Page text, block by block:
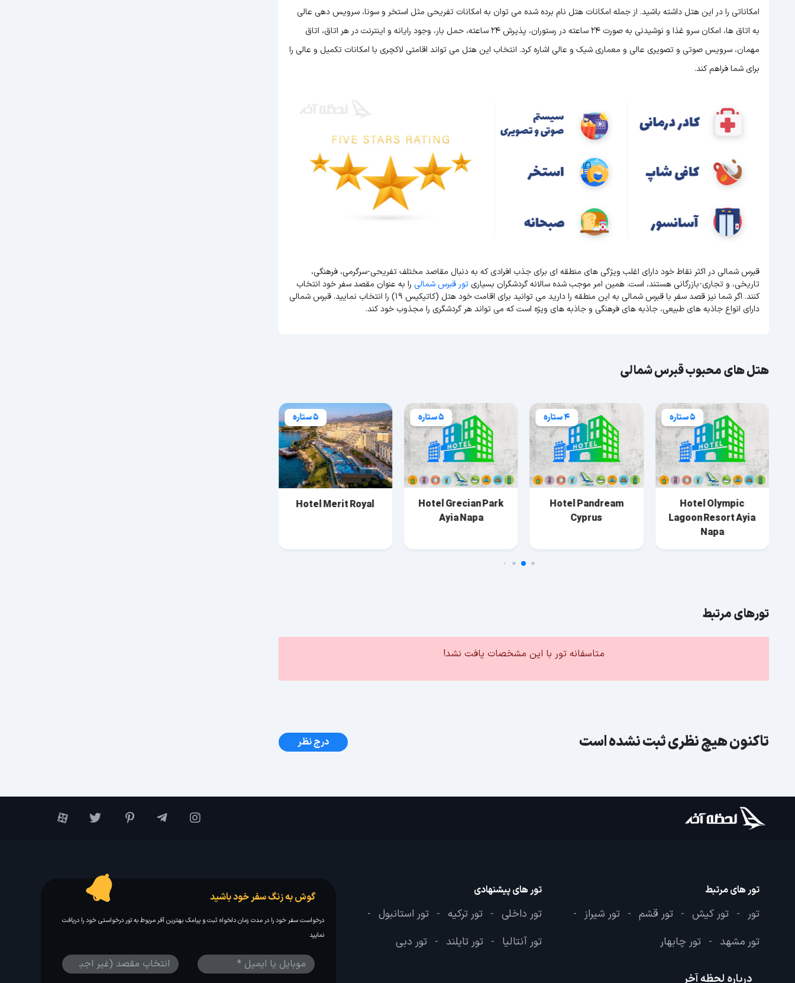
امکاناتی را در این هتل داشته باشید. از جمله امکانات هتل نام برده شده می توان به امکانات تفریحی مثل استخر و سونا، سرویس دهی عالی
به اتاق ها، امکان سرو غذا و نوشیدنی به صورت 24 ساعته در رستوران، پذیرش 24 ساعته، حمل بار، وجود رایانه و اینترنت در هر اتاق، اتاق
مهمان، سرویس صوتی و تصویری عالی و معماری شیک و عالی اشاره کرد. انتخاب این هتل می تواند اقامتی لاکچری با امکانات تکمیل و عالی را
برای شما فراهم کند.
قبرس شمالی در اکثر نقاط خود دارای اغلب ویژگی های منطقه ای برای جذب افرادی که به دنبال مقاصد مختلف تفریحی-سرگرمی، فرهنگی،
تاریخی، و تجاری-بازرگانی هستند، است. همین امر موجب شده سالانه گردشگران بسیاریتور قبرس شمالی را به عنوان مقصد سفر خود انتخاب
کنند. اگر شما نیز قصد سفر با قبرس شمالی به این منطقه را دارید می توانید برای اقامت خود هتل (کاتیکیس 19) را انتخاب نمایید. قبرس شمالی
دارای انواع جاذبه های طبیعی، جاذبه های فرهنگی و جاذبه های ویژه است که می تواند هر گردشگری را مجذوب خود کند.
هتل های محبوب قبرس شمالی
5 ستاره
Hotel Olympic
Lagoon Resort Ayia
Napa
4 ستاره
Hotel Pandream
Cyprus
5 ستاره
Hotel Grecian Park
Ayia Napa
5 ستاره
Hotel Merit Royal
تورهای مرتبط
متاسفانه تور با این مشخصات یافت نشد!
تاکنون هیچ نظری ثبت نشده است درج نظر
تور های مرتبط
تور - تور کیش - تور قشم - تور شیراز -
تور مشهد - تور چابهار
تور های پیشنهادی
تور داخلی - تور ترکیه - تور استانبول -
تور آنتالیا - تور تایلند - تور دبی
درباره لحظه آخر
گوش به زنگ سفر خود باشید
درخواست سفر خود را در مدت زمان دلخواه ثبت و پیامک بهترین آفر مربوط به تور درخواستی خود را دریافت
نمایید